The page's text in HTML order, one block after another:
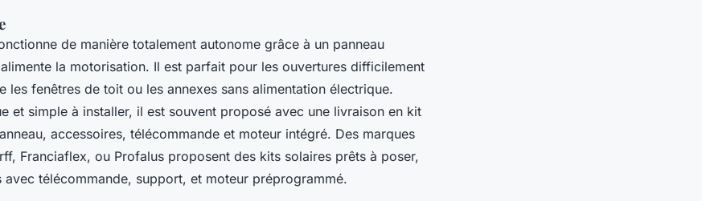
de manière totalement autonome grâce à un panneau
la motorisation. Il est parfait pour les ouvertures difficilement
les fenêtres de toit ou les annexes sans alimentation électrique.
et simple à installer, il est souvent proposé avec une livraison en kit
accessoires, télécommande et moteur intégré. Des marques
Franciaflex, ou Profalus proposent des kits solaires prêts à poser,
avec télécommande, support, et moteur préprogrammé.